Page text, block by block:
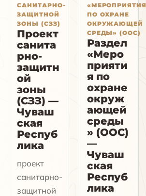
САНИТАРНО-
ЗАЩИТНОЙ
ЗОНЫ (СЗЗ)
Проект
санита
рно-
защитн
ой
зоны
(СЗЗ) —
Чуваш
ская
Респуб
лика
проект
санитарно-
защитной
«МЕРОПРИЯТИЯ
ПО ОХРАНЕ
ОКРУЖАЮЩЕЙ
СРЕДЫ» (ООС)
Раздел
«Меро
прияти
я по
охране
окруж
ающей
среды
» (ООС)
—
Чуваш
ская
Респуб
лика